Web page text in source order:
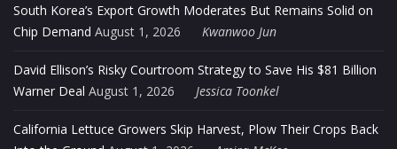
South Korea’s Export Growth Moderates But Remains Solid on
Chip Demand August 1, 2026 Kwanwoo Jun
David Ellison’s Risky Courtroom Strategy to Save His $81 Billion
Warner Deal August 1, 2026 Jessica Toonkel
California Lettuce Growers Skip Harvest, Plow Their Crops Back